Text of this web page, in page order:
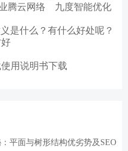
腾云网络 九度智能优化
是什么？有什么好处呢？
用说明书下载
平面与树形结构优劣势及SEO